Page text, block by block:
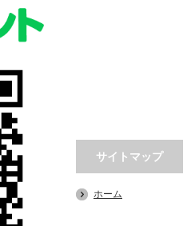
サイトマップ
ホーム